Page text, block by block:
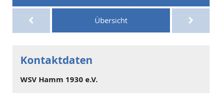
Übersicht
Kontaktdaten
WSV Hamm 1930 e.V.